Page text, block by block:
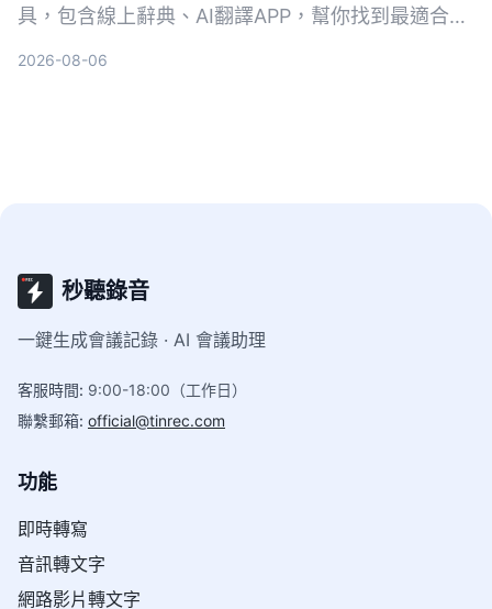
具，包含線上辭典、AI翻譯APP，幫你找到最適合的
2026-08-06
秒聽錄音
一鍵生成會議記錄 · AI 會議助理
客服時間: 9:00-18:00（工作日）
聯繫郵箱: official@tinrec.com
功能
即時轉寫
音訊轉文字
網路影片轉文字